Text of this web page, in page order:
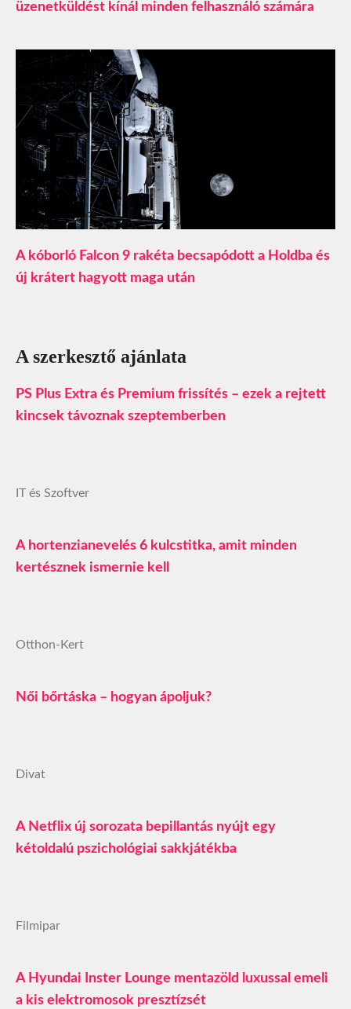
üzenetküldést kínál minden felhasználó számára
A kóborló Falcon 9 rakéta becsapódott a Holdba és
új krátert hagyott maga után
A szerkesztő ajánlata
PS Plus Extra és Premium frissítés – ezek a rejtett
kincsek távoznak szeptemberben
IT és Szoftver
A hortenzianevelés 6 kulcstitka, amit minden
kertésznek ismernie kell
Otthon-Kert
Női bőrtáska – hogyan ápoljuk?
Divat
A Netflix új sorozata bepillantás nyújt egy
kétoldalú pszichológiai sakkjátékba
Filmipar
A Hyundai Inster Lounge mentazöld luxussal emeli
a kis elektromosok presztízsét